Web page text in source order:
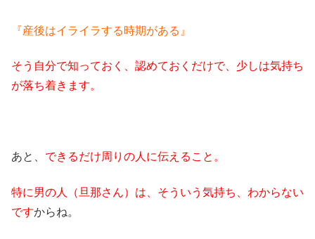
『産後はイライラする時期がある』
そう自分で知っておく、認めておくだけで、少しは気持ち
が落ち着きます。
あと、 できるだけ周りの人に伝えること。
特に男の人（旦那さん）は、そういう気持ち、わからない
ですからね。